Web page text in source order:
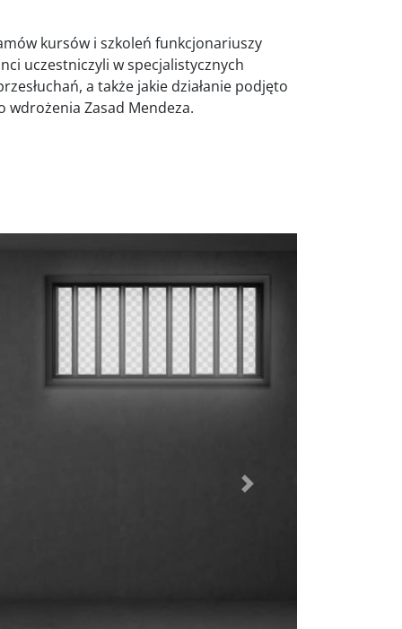
kursów i szkoleń funkcjonariuszy
uczestniczyli w specjalistycznych
a także jakie działanie podjęto
wdrożenia Zasad Mendeza.
Dalej